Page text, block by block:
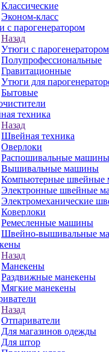
Классические
Эконом-класс
с парогенератором
Назад
Утюги с парогенератором
Полупрофессиональные
Гравитационные
Утюги для
Бытовые
техника
Назад
Швейная техника
Оверлоки
Распошивальные машины
Вышивальные машины
Компьютерные
Электронные швейные
Электромеханические
Коверлоки
Ремесленные машины
Швейно-вышивальные
Назад
Манекены
Раздвижные манекены
Мягкие манекены
Назад
Отпариватели
Для магазинов одежды
Для штор